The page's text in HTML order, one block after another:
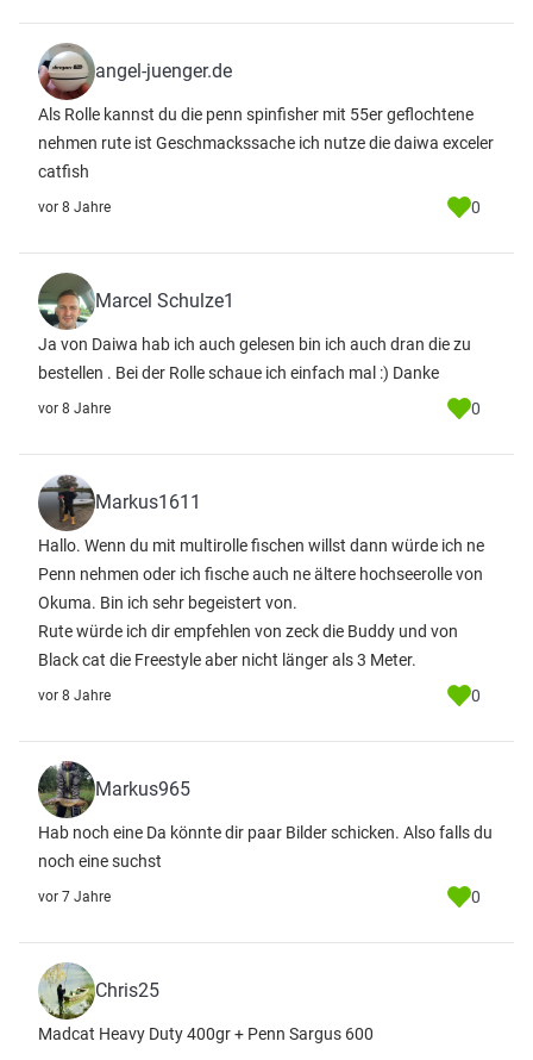
angel-juenger.de
Als Rolle kannst du die penn spinfisher mit 55er geflochtene
nehmen rute ist Geschmackssache ich nutze die daiwa exceler
catfish
vor 8 Jahre 0
Marcel Schulze1
Ja von Daiwa hab ich auch gelesen bin ich auch dran die zu
bestellen . Bei der Rolle schaue ich einfach mal :) Danke
vor 8 Jahre 0
Markus1611
Hallo. Wenn du mit multirolle fischen willst dann würde ich ne
Penn nehmen oder ich fische auch ne ältere hochseerolle von
Okuma. Bin ich sehr begeistert von.
Rute würde ich dir empfehlen von zeck die Buddy und von
Black cat die Freestyle aber nicht länger als 3 Meter.
vor 8 Jahre 0
Markus965
Hab noch eine Da könnte dir paar Bilder schicken. Also falls du
noch eine suchst
vor 7 Jahre 0
Chris25
Madcat Heavy Duty 400gr + Penn Sargus 600